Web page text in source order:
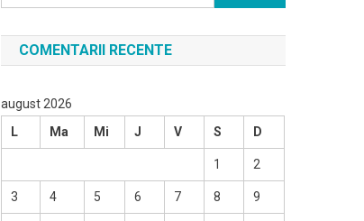
după:
COMENTARII RECENTE
august 2026
L
Ma Mi J V S D
1 2
3 4 5 6 7 8 9